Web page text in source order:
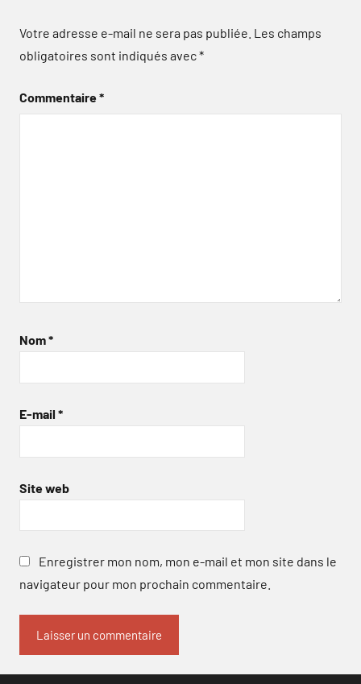
Votre adresse e-mail ne sera pas publiée. Les champs
obligatoires sont indiqués avec*
Commentaire*
Nom*
E-mail *
Site web
Enregistrer mon nom, mon e-mail et mon site dans le
navigateur pour mon prochain commentaire.